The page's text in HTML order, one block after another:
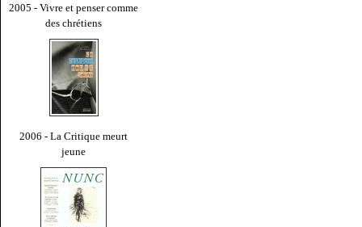
2005 - Vivre et penser comme
des chrétiens
2006 - La Critique meurt
jeune